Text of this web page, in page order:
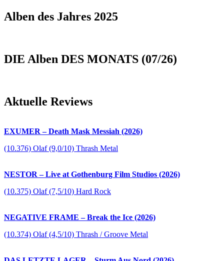
Alben des Jahres 2025
DIE Alben DES MONATS (07/26)
Aktuelle Reviews
EXUMER – Death Mask Messiah (2026)
(10.376) Olaf (9,0/10) Thrash Metal
NESTOR – Live at Gothenburg Film Studios (2026)
(10.375) Olaf (7,5/10) Hard Rock
NEGATIVE FRAME – Break the Ice (2026)
(10.374) Olaf (4,5/10) Thrash / Groove Metal